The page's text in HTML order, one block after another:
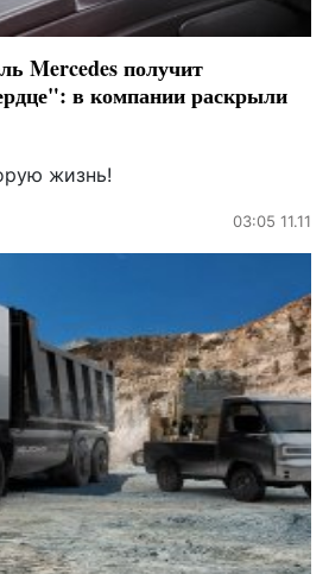
Mercedes получит
в компании раскрыли
жизнь!
03:05 11.11